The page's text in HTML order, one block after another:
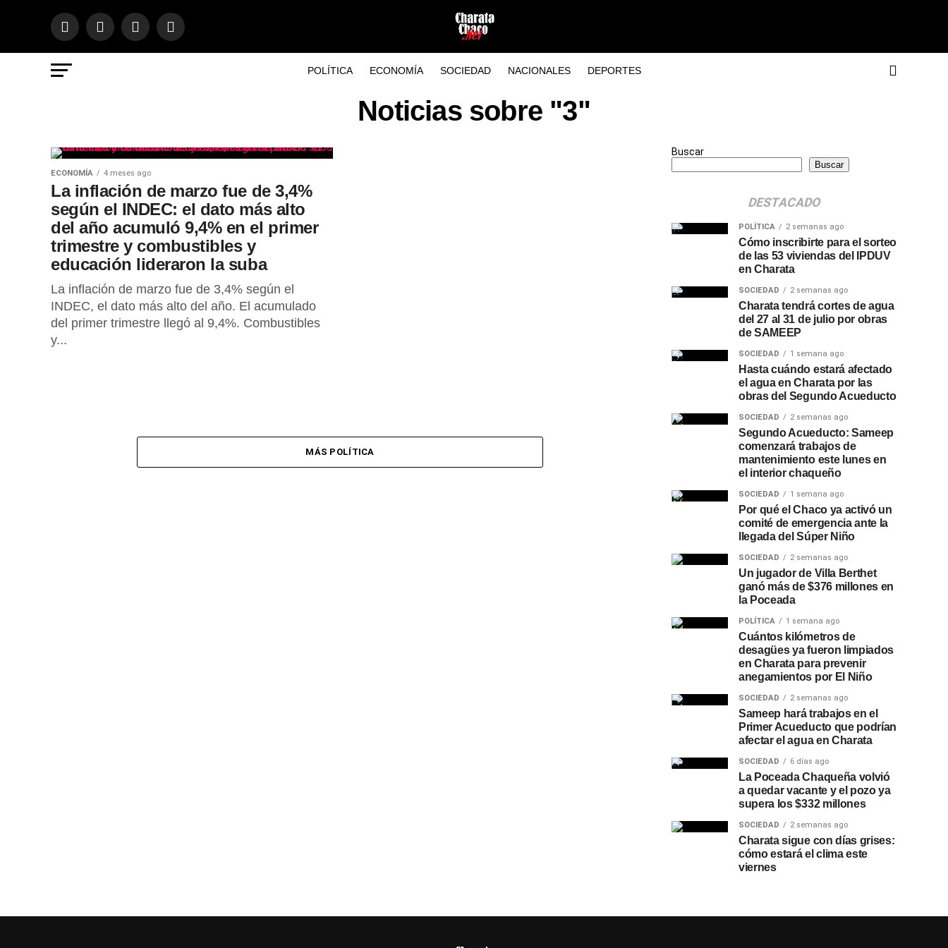
POLÍTICA ECONOMÍA SOCIEDAD NACIONALES DEPORTES
Noticias sobre "3"
ECONOMÍA 4 meses ago
La inflación de marzo fue de 3,4%
según el INDEC: el dato más alto
del año acumuló 9,4% en el primer
trimestre y combustibles y
educación lideraron la suba
La inflación de marzo fue de 3,4% según el
INDEC, el dato más alto del año. El acumulado
del primer trimestre llegó al 9,4%. Combustibles
y...
MÁS POLÍTICA
Buscar
Buscar
DESTACADO
POLÍTICA 2 semanas ago
Cómo inscribirte para el sorteo
de las 53 viviendas del IPDUV
en Charata
SOCIEDAD 2 semanas ago
Charata tendrá cortes de agua
del 27 al 31 de julio por obras
de SAMEEP
SOCIEDAD 1 semana ago
Hasta cuándo estará afectado
el agua en Charata por las
obras del Segundo Acueducto
SOCIEDAD 2 semanas ago
Segundo Acueducto: Sameep
comenzará trabajos de
mantenimiento este lunes en
el interior chaqueño
SOCIEDAD 1 semana ago
Por qué el Chaco ya activó un
comité de emergencia ante la
llegada del Súper Niño
SOCIEDAD 2 semanas ago
Un jugador de Villa Berthet
ganó más de $376 millones en
la Poceada
POLÍTICA 1 semana ago
Cuántos kilómetros de
desagües ya fueron limpiados
en Charata para prevenir
anegamientos por El Niño
SOCIEDAD 2 semanas ago
Sameep hará trabajos en el
Primer Acueducto que podrían
afectar el agua en Charata
SOCIEDAD 6 días ago
La Poceada Chaqueña volvió
a quedar vacante y el pozo ya
supera los $332 millones
SOCIEDAD 2 semanas ago
Charata sigue con días grises:
cómo estará el clima este
viernes